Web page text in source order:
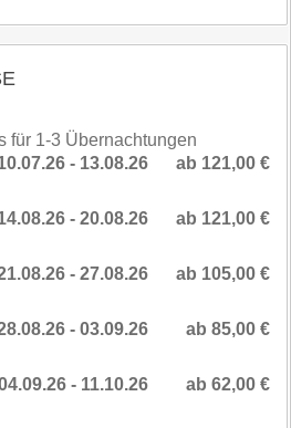
für 1-3 Übernachtungen
ab 121,00 €
- 13.08.26
ab 121,00 €
- 20.08.26
ab 105,00 €
- 27.08.26
ab 85,00 €
- 03.09.26
ab 62,00 €
- 11.10.26